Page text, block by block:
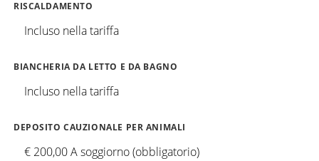
RISCALDAMENTO
Incluso nella tariffa
BIANCHERIA DA LETTO E DA BAGNO
Incluso nella tariffa
DEPOSITO CAUZIONALE PER ANIMALI
€ 200,00 A soggiorno (obbligatorio)